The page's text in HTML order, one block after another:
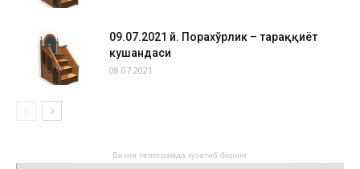
09.07.2021 й. Порахўрлик – тараққиёт
кушандаси
08.07.2021
Бизни телеграмда кузатиб боринг